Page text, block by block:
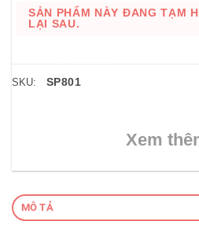
SẢN PHẨM NÀY ĐANG TẠM
LẠI SAU.
SKU: SP801
Xem
MÔ TẢ